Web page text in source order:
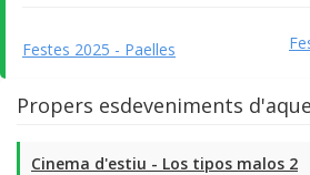
Festes 2025 - Paelles
Propers esdeveniments
Cinema d'estiu - Los tipos malos 2